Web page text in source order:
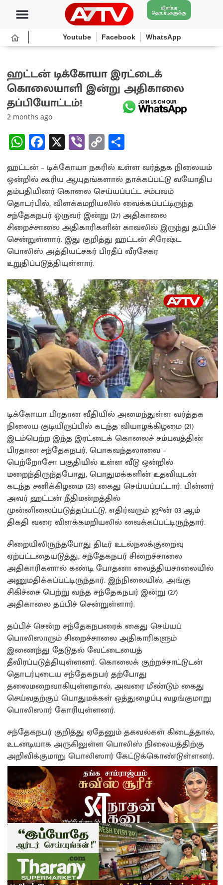
விளம்பர
தொடர்புகளுக்கு
Youtube Facebook WhatsApp
ஹட்டன் டிக்கோயா இரட்டைக்
கொலையாளி இன்று அதிகாலை
தப்பியோட்டம்!
2 months ago
W
h
at
sA
p
p
Fa
ce
b
o
o
k
X Vi
b
er
C
o
py
Li
n
k
h
ar
e
ஹட்டன் – டிக்கோயா நகரில் உள்ள வர்த்தக நிலையம்
ஒன்றில் கூரிய ஆயுதங்களால் தாக்கப்பட்டு வயோதிப
தம்பதியினர் கொலை செய்யப்பட்ட சம்பவம்
தொடர்பில், விளக்கமறியலில் வைக்கப்பட்டிருந்த
சந்தேகநபர் ஒருவர் இன்று (27) அதிகாலை
சிறைச்சாலை அதிகாரிகளின் காவலில் இருந்து தப்பிச்
சென்றுள்ளார். இது குறித்து ஹட்டன் சிரேஷ்ட
பொலிஸ் அத்தியட்சகர் பிரதீப் வீரசேகர
உறுதிப்படுத்தியுள்ளார்.
டிக்கோயா பிரதான வீதியில் அமைந்துள்ள வர்த்தக
நிலைய குடியிருப்பில் கடந்த வியாழக்கிழமை (21)
இடம்பெற்ற இந்த இரட்டைக் கொலைச் சம்பவத்தின்
பிரதான சந்தேகநபர், பொகவந்தலாவை –
பெற்றோசோ பகுதியில் உள்ள வீடு ஒன்றில்
மறைந்திருந்தபோது, பொதுமக்களின் உதவியுடன்
கடந்த சனிக்கிழமை (23) கைது செய்யப்பட்டார். பின்னர்
அவர் ஹட்டன் நீதிமன்றத்தில்
முன்னிலைப்படுத்தப்பட்டு, எதிர்வரும் ஜூன் 03 ஆம்
திகதி வரை விளக்கமறியலில் வைக்கப்பட்டிருந்தார்.
சிறையிலிருந்தபோது திடீர் உடல்நலக்குறைவு
ஏற்பட்டதையடுத்து, சந்தேகநபர் சிறைச்சாலை
அதிகாரிகளால் கண்டி போதனா வைத்தியசாலையில்
அனுமதிக்கப்பட்டிருந்தார். இந்நிலையில், அங்கு
சிகிச்சை பெற்று வந்த சந்தேகநபர் இன்று (27)
அதிகாலை தப்பிச் சென்றுள்ளார்.
தப்பிச் சென்ற சந்தேகநபரைக் கைது செய்யப்
பொலிஸாரும் சிறைச்சாலை அதிகாரிகளும்
இணைந்து தேடுதல் வேட்டையைத்
தீவிரப்படுத்தியுள்ளனர். கொலைக் குற்றச்சாட்டுடன்
தொடர்புடைய சந்தேகநபர் தற்போது
தலைமறைவாகியுள்ளதால், அவரை மீண்டும் கைது
செய்வதற்குப் பொதுமக்கள் ஒத்துழைப்பு வழங்குமாறு
பொலிஸார் கோரியுள்ளனர்.
சந்தேகநபர் குறித்து ஏதேனும் தகவல்கள் கிடைத்தால்,
உடனடியாக அருகிலுள்ள பொலிஸ் நிலையத்திற்கு
அறிவிக்குமாறு பொலிஸார் கேட்டுக்கொண்டுள்ளனர்.